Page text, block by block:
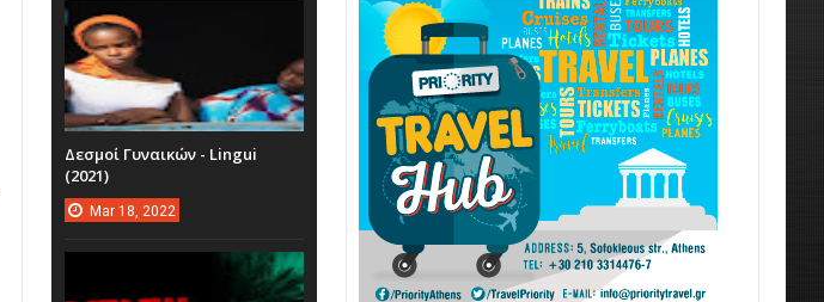
Δεσμοί Γυναικών - Lingui
(2021)
Mar 18, 2022